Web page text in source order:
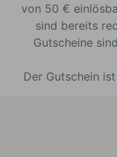
von 50 €
sind bereits
Gutscheine
Der Gutschein